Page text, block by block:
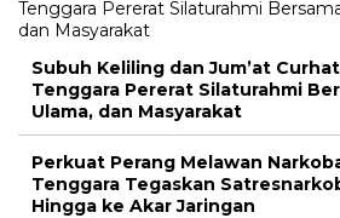
Subuh Keliling dan Jum’at
Tenggara Pererat Silaturahmi
Ulama, dan Masyarakat
Perkuat Perang Melawan
Tenggara Tegaskan
Hingga ke Akar Jaringan